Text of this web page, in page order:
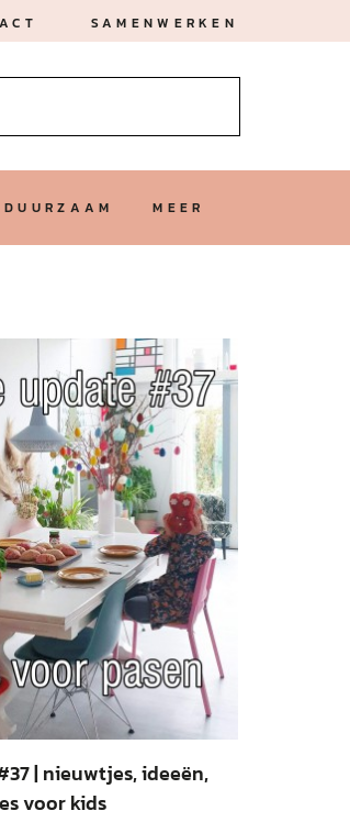
SAMENWERKEN
DUURZAAM MEER
| nieuwtjes, ideeën,
voor kids